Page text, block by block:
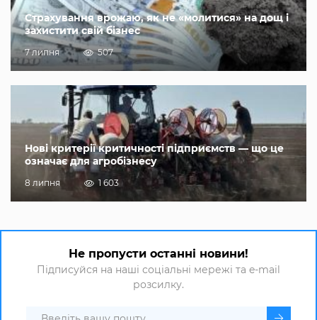
Страхування врожаю, як не «молитися» на дощ і
захистити свій бізнес
7 липня 507
Нові критерії критичності підприємств — що це
означає для агробізнесу
8 липня 1 603
Не пропусти останні новини!
Підписуйся на наші соціальні мережі та e-mail
розсилку.